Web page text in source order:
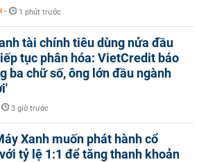
- 1 phút trước
tài chính tiêu dùng nửa đầu
tục phân hóa: VietCredit báo
ba chữ số, ông lớn đầu ngành
3 giờ trước
Xanh muốn phát hành cổ
tỷ lệ 1:1 để tăng thanh khoản